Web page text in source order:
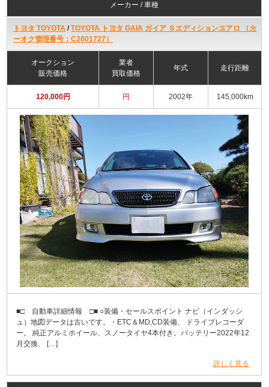
メーカー / 車種
トヨタ TOYOTA /TOYOTA トヨタ GAIA ガイア Ｓエディションエアロ （カ
ーオク管理番号：C2001727）
オークション
販売価格
業者
買取価格
年式 走行距離
120,000円 円 2002年 145,000km
■□ 自動車詳細情報 □■ ○装備・セールスポイント ナビ（インダッシ
ュ）地図データは古いです。・ETC＆MD,CD装備、 ドライブレコーダ
ー。 純正アルミホイール、スノータイヤ4本付き。バッテリー2022年12
月交換、 […]
詳しく見る